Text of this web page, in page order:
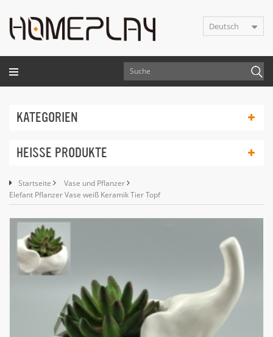
Deutsch
KATEGORIEN
HEISSE PRODUKTE
Startseite
Vase und Pflanzer
Elefant Pflanzer Vase weiß Keramik Tier Topf